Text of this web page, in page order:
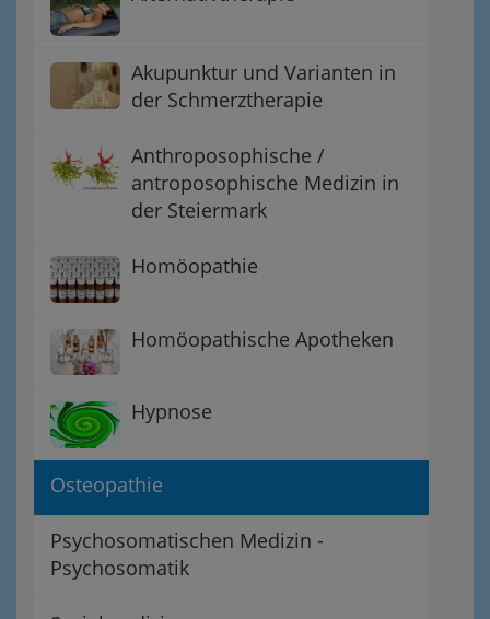
Akupunktur und Varianten in
der Schmerztherapie
Anthroposophische /
antroposophische Medizin in
der Steiermark
Homöopathie
Homöopathische Apotheken
Hypnose
Osteopathie
Psychosomatischen Medizin -
Psychosomatik